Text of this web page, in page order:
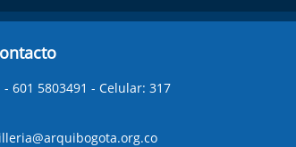
- 601 5803491 - Celular: 317